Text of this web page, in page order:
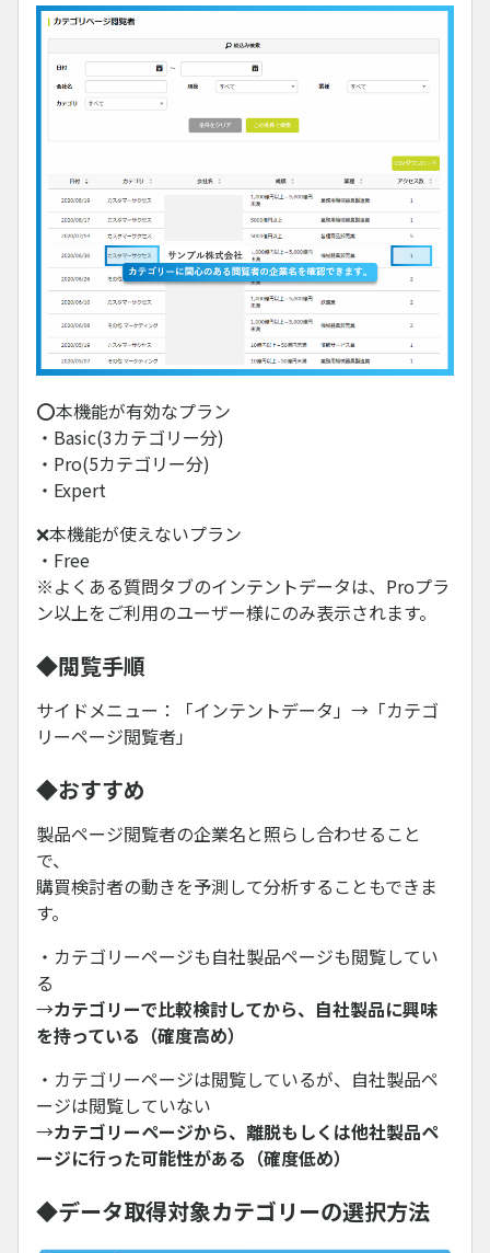
⭕本機能が有効なプラン
・Basic(3カテゴリー分)
・Pro(5カテゴリー分)
・Expert
❌本機能が使えないプラン
・Free
※よくある質問タブのインテントデータは、Proプラ
ン以上をご利用のユーザー様にのみ表示されます。
◆閲覧手順
サイドメニュー：「インテントデータ」→「カテゴ
リーページ閲覧者」
◆おすすめ
製品ページ閲覧者の企業名と照らし合わせること
で、
購買検討者の動きを予測して分析することもできま
す。
・カテゴリーページも自社製品ページも閲覧してい
る
→カテゴリーで比較検討してから、自社製品に興味
を持っている（確度高め）
・カテゴリーページは閲覧しているが、自社製品ペ
ージは閲覧していない
→カテゴリーページから、離脱もしくは他社製品ペ
ージに行った可能性がある（確度低め）
◆データ取得対象カテゴリーの選択方法